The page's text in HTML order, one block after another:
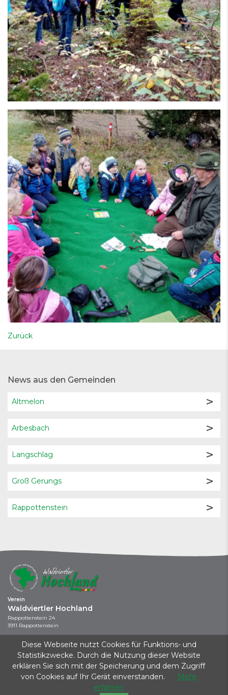
Zurück
News aus den Gemeinden
Altmelon
Arbesbach
Langschlag
Groß Gerungs
Rappottenstein
Verein
Waldviertler Hochland
Rappottenstein 24
3911 Rappottenstein
+43 664 / 737 043 44
info@waldviertler-hochland.at
Kontakt|Impressum| Datenschutz|Startseite
Dieses Projekt wird aus Mitteln des Klima- und Energiefonds gefördert und im
Rahmen des Programms KLAR! KlimawandelAnpassungsModellRegionen
Diese Webseite nutzt Cookies für Funktions- und
Statistikzwecke. Durch die Nutzung dieser Website
erklären Sie sich mit der Speicherung und dem Zugriff
von Cookies auf Ihr Gerät einverstanden.
Mehr
erfahren